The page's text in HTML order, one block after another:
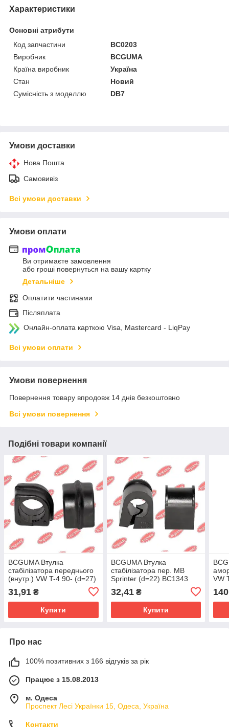
Характеристики
Основні атрибути
Код запчастини
BC0203
Виробник
BCGUMA
Країна виробник
Україна
Стан
Новий
Сумісність з моделлю
DB7
Умови доставки
Нова Пошта
Самовивіз
Всі умови доставки
Умови оплати
Ви отримаєте замовлення
або гроші повернуться на вашу картку
Детальніше
Оплатити частинами
Післяплата
Онлайн-оплата карткою Visa, Mastercard - LiqPay
Всі умови оплати
Умови повернення
Повернення товару впродовж 14 днів безкоштовно
Всі умови повернення
Подібні товари компанії
BCGUMA Втулка
стабілізатора переднього
(внутр.) VW T-4 90- (d=27)
31,91 ₴
Купити
BCGUMA Втулка
стабілізатора пер. MB
Sprinter (d=22) BC1343
32,41₴
Купити
VW
140
Про нас
100% позитивних з 166 відгуків за рік
Працює з 15.08.2013
м. Одеса
Проспект Лесі Українки 15, Одеса, Україна
Контакти